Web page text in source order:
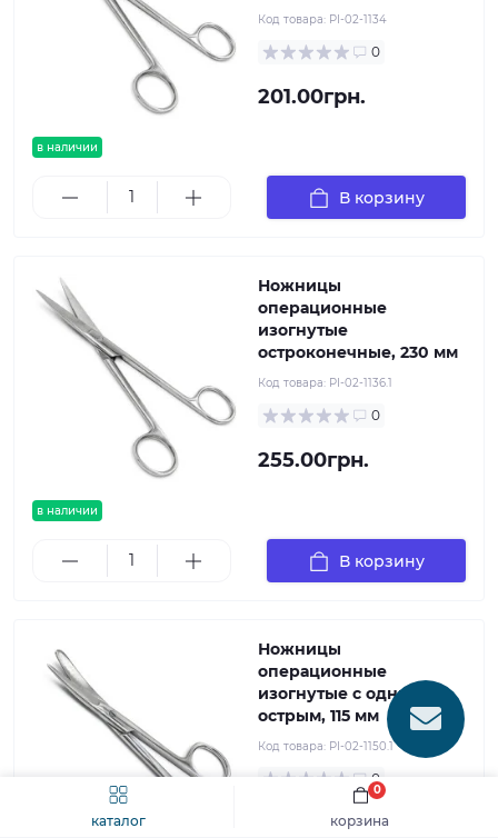
каталог корзина
0
в наличии
Код товара: PI-02-1134
0
201.00грн.
В корзину
в наличии
Ножницы
операционные
изогнутые
остроконечные, 230 мм
Код товара: PI-02-1136.1
0
255.00грн.
В корзину
Ножницы
операционные
изогнутые с одним
острым, 115 мм
Код товара: PI-02-1150.1
0
113.00грн.